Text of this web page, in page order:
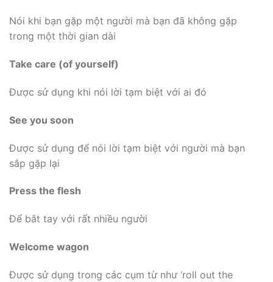
Nói khi bạn gặp một người mà bạn đã không gặp
trong một thời gian dài
Take care (of yourself)
Được sử dụng khi nói lời tạm biệt với ai đó
See you soon
Được sử dụng để nói lời tạm biệt với người mà bạn
sắp gặp lại
Press the flesh
Để bắt tay với rất nhiều người
Welcome wagon
Được sử dụng trong các cụm từ như ‘roll out the